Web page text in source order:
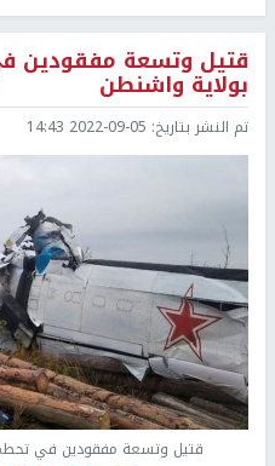
قتيل وتسعة مفقودين
بولاية واشنطن
تم النشر بتاريخ: 2022-09-05 14:43
قتيل وتسعة مفقودين في